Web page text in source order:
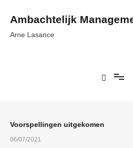
inhoud
Ambachtelijk
Arne Lasance
Voorspellingen uitgekomen
06/07/2021